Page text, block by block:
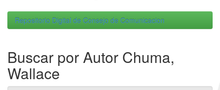
Repositorio Digital de Consejo de Comunicacion
Buscar por Autor Chuma,
Wallace